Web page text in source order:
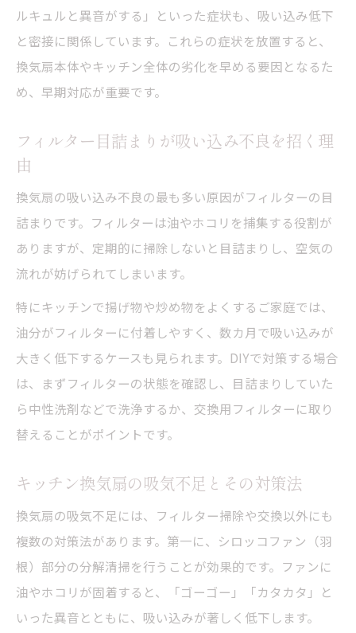
ルキュルと異音がする」といった症状も、吸い込み低下
と密接に関係しています。これらの症状を放置すると、
換気扇本体やキッチン全体の劣化を早める要因となるた
め、早期対応が重要です。
フィルター目詰まりが吸い込み不良を招く理
由
換気扇の吸い込み不良の最も多い原因がフィルターの目
詰まりです。フィルターは油やホコリを捕集する役割が
ありますが、定期的に掃除しないと目詰まりし、空気の
流れが妨げられてしまいます。
特にキッチンで揚げ物や炒め物をよくするご家庭では、
油分がフィルターに付着しやすく、数カ月で吸い込みが
大きく低下するケースも見られます。DIYで対策する場合
は、まずフィルターの状態を確認し、目詰まりしていた
ら中性洗剤などで洗浄するか、交換用フィルターに取り
替えることがポイントです。
キッチン換気扇の吸気不足とその対策法
換気扇の吸気不足には、フィルター掃除や交換以外にも
複数の対策法があります。第一に、シロッコファン（羽
根）部分の分解清掃を行うことが効果的です。ファンに
油やホコリが固着すると、「ゴーゴー」「カタカタ」と
いった異音とともに、吸い込みが著しく低下します。